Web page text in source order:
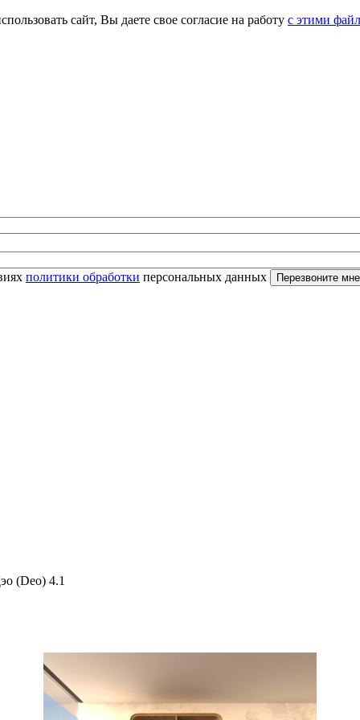
сайт, Вы даете свое согласие на работу с этими
политики обработки персональных данных
(Deo) 4.1